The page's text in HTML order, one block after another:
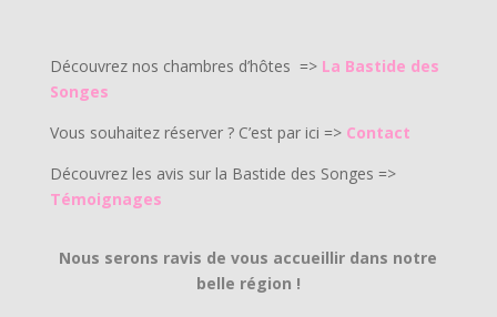
Découvrez nos chambres d’hôtes => La Bastide des
Songes
Vous souhaitez réserver ? C’est par ici => Contact
Découvrez les avis sur la Bastide des Songes =>
Témoignages
Nous serons ravis de vous accueillir dans notre
belle région !